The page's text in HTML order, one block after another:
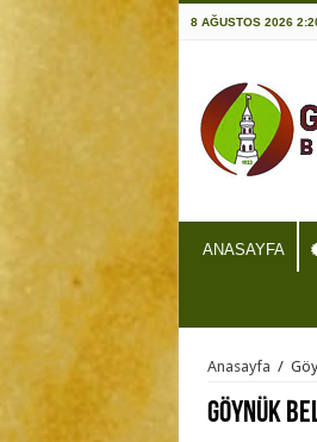
8 AĞUSTOS 2026
ANASAYFA
Anasayfa /
Göynük